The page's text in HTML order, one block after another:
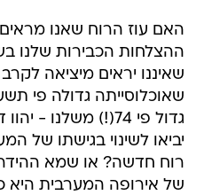
האם עוז הרוח שאנו
ההצלחות הכבירות שלנו
שאיננו יראים מיציאה
שאוכלוסייתה גדולה פי
גדול פי 74(!) משלנו
יביאו לשינוי בגישתו של
רוח חדשה? או שמא
של אירופה המערבית היא